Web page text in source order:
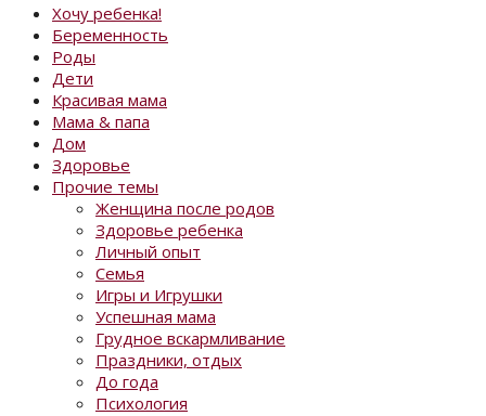
Хочу ребенка!
Беременность
Роды
Дети
Красивая мама
Мама & папа
Дом
Здоровье
Прочие темы
Женщина после родов
Здоровье ребенка
Личный опыт
Семья
Игры и Игрушки
Успешная мама
Грудное вскармливание
Праздники, отдых
До года
Психология